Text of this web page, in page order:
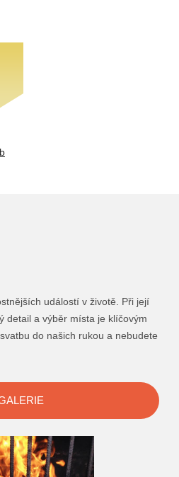
událostí v životě. Při její
detail a výběr místa je klíčovým
do našich rukou a nebudete